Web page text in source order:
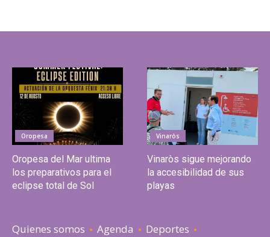
Oropesa
Oropesa del Mar ultima
los preparativos para el
eclipse total de Sol
Vinaròs
Vinaròs sigue mejorando
la accesibilidad de sus
playas
Quienes somos Agenda
Deportes